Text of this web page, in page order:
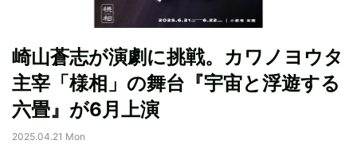
崎山蒼志が演劇に挑戦。カワノヨウタ
主宰「様相」の舞台『宇宙と浮遊する
六畳』が6月上演
2025.04.21 Mon